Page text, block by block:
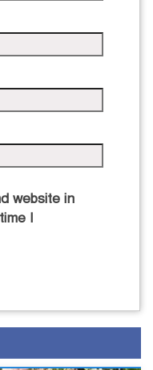
website in
I